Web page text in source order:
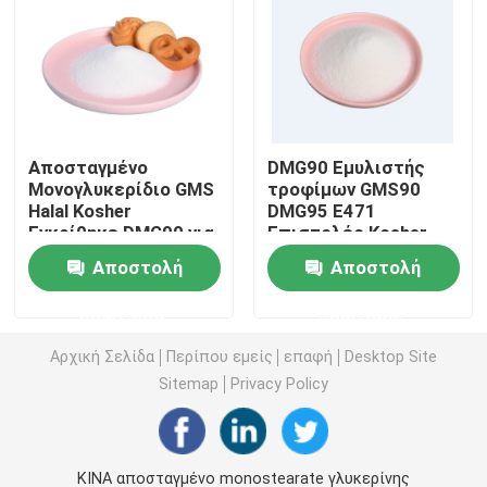
E471 γαλακτωματοποιητής τροφίμων
Φυσικοί γαλακτωματοποιητές τροφίμων
Αποσταγμένο Monoglyceride
Γαλακτωματοποιητής βελτιωτών κέικ
Αποσταγμένο
Μονογλυκερίδιο GMS
Halal Kosher
Εγκρίθηκε DMG90 για
αρτοποιία
Αποστολή
DMG90 Εμυλιστής
τροφίμων GMS90
DMG95 E471
Επιστολές Kosher
Halal
Αποστολή
Αρχική Σελίδα Περίπου εμείς επαφή
Desktop Site
Sitemap
Privacy Policy
ΚΙΝΑ αποσταγμένο monostearate γλυκερίνης